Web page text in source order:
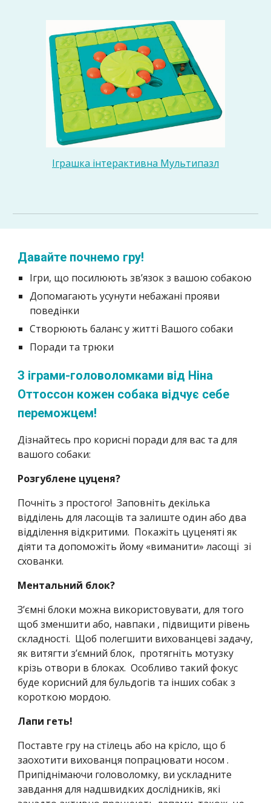
Іграшка інтерактивна Мультипазл
Давайте почнемо гру!
Ігри, що посилюють зв’язок з вашою собакою
Допомагають усунути небажані прояви
поведінки
Створюють баланс у житті Вашого собаки
Поради та трюки
З іграми-головоломками від Ніна
Оттоссон кожен собака відчує себе
переможцем!
Дізнайтесь про корисні поради для вас та для
вашого собаки:
Розгублене цуценя?
Почніть з простого! Заповніть декілька
відділень для ласощів та залиште один або два
відділення відкритими. Покажіть цуценяті як
діяти та допоможіть йому «виманити» ласощі зі
схованки.
Ментальний блок?
З’ємні блоки можна використовувати, для того
щоб зменшити або, навпаки , підвищити рівень
складності. Щоб полегшити вихованцеві задачу,
як витягти з’ємний блок, протягніть мотузку
крізь отвори в блоках. Особливо такий фокус
буде корисний для бульдогів та інших собак з
короткою мордою.
Лапи геть!
Поставте гру на стілець або на крісло, що б
заохотити вихованця попрацювати носом .
Припіднімаючи головоломку, ви ускладните
завдання для надшвидких дослідників, які